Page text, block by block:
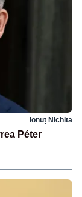
Ionuț Nichita
Péter